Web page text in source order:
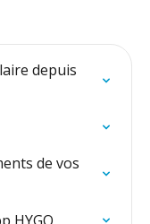
depuis
de vos